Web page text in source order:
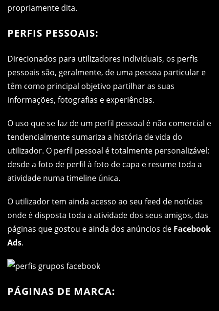
propriamente dita.
PERFIS PESSOAIS:
Direcionados para utilizadores individuais, os perfis
pessoais são, geralmente, de uma pessoa particular e
têm como principal objetivo partilhar as suas
informações, fotografias e experiências.
O uso que se faz de um perfil pessoal é não comercial e
tendencialmente sumariza a história de vida do
utilizador. O perfil pessoal é totalmente personalizável:
desde a foto de perfil à foto de capa e resume toda a
atividade numa timeline única.
O utilizador tem ainda acesso ao seu feed de notícias
onde é disposta toda a atividade dos seus amigos, das
páginas que gostou e ainda dos anúncios de Facebook
Ads.
PÁGINAS DE MARCA: